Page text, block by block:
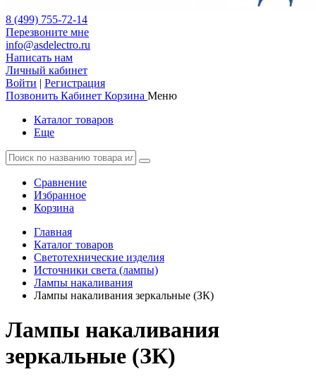
8 (499) 755-72-14
Перезвоните мне
info@asdelectro.ru
Написать нам
Личный кабинет
Войти | Регистрация
Позвонить Кабинет Корзина Меню
Каталог товаров
Еще
Сравнение
Избранное
Корзина
Главная
Каталог товаров
Светотехнические изделия
Источники света (лампы)
Лампы накаливания
Лампы накаливания зеркальные (ЗК)
Лампы накаливания
зеркальные (ЗК)